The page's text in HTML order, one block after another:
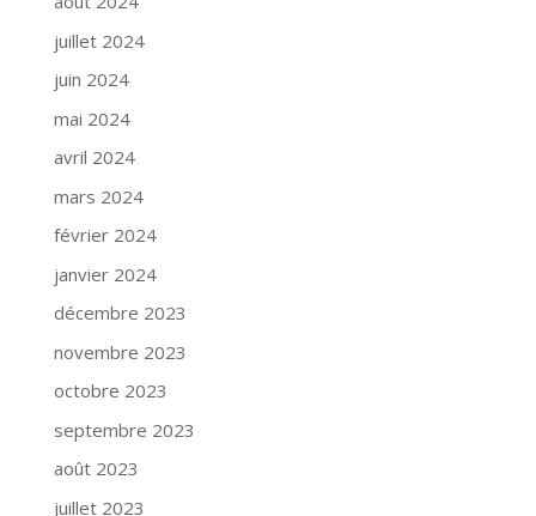
juillet 2024
juin 2024
mai 2024
avril 2024
mars 2024
février 2024
janvier 2024
décembre 2023
novembre 2023
octobre 2023
septembre 2023
août 2023
juillet 2023